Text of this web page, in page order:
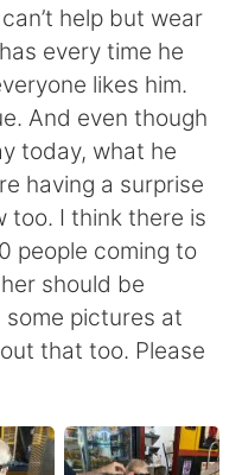
help but wear
every time he
likes him.
And even though
today, what he
having a surprise
too. I think there is
people coming to
should be
pictures at
that too. Please